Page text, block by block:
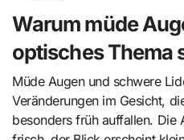
Warum müde
optisches Thema
Müde Augen und schwere Lider gehören zu den
Veränderungen im Gesicht,
besonders früh auffallen. Die